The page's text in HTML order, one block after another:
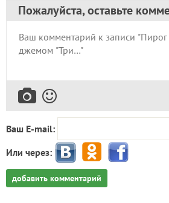
Пожалуйста, оставьте
Ваш E-mail:
Или через:
добавить комментарий